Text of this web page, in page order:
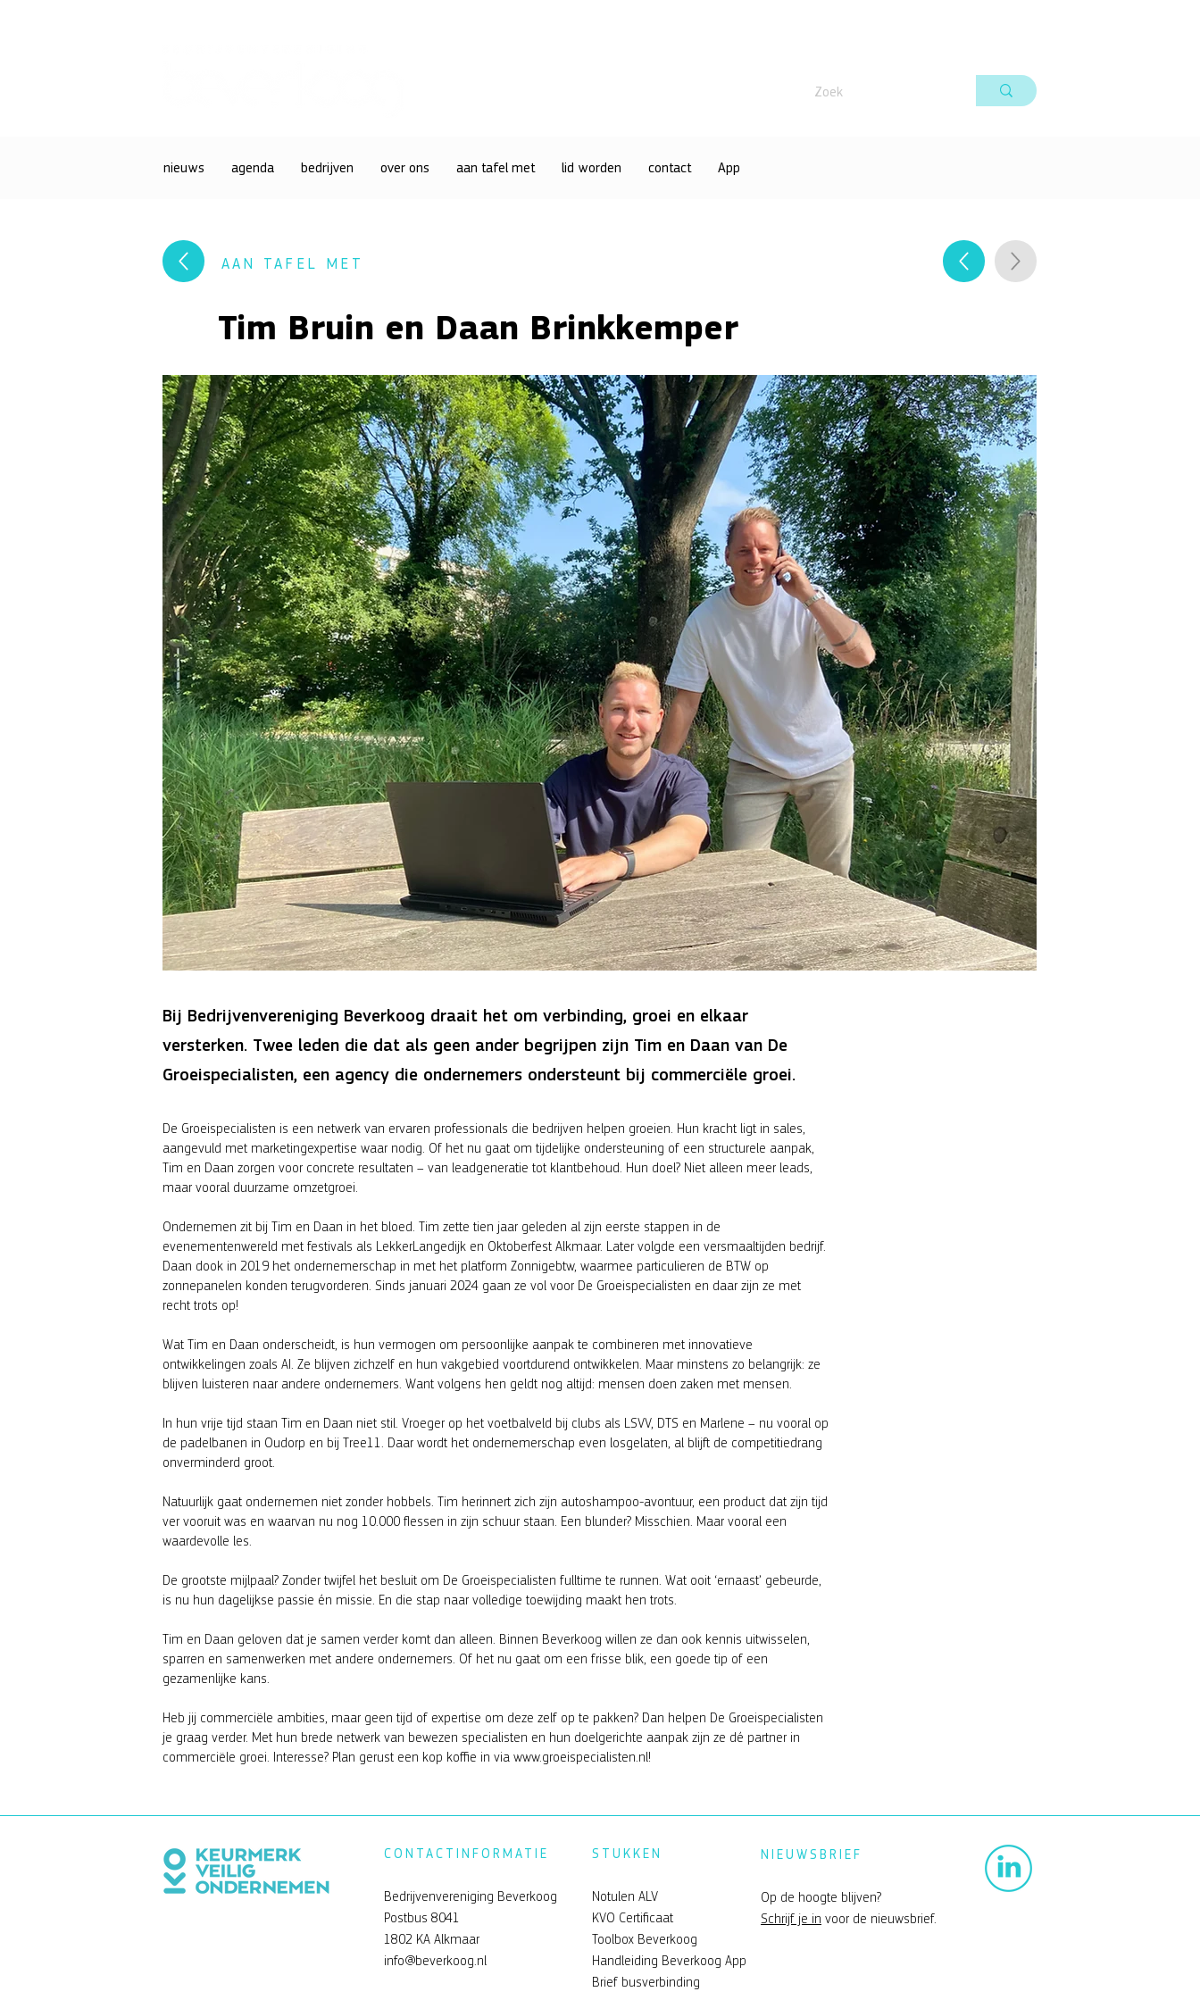
nieuws agenda bedrijven over ons aan tafel met lid worden contact App
AAN TAFEL MET
Tim Bruin en Daan Brinkkemper
Bij Bedrijvenvereniging Beverkoog draait het om verbinding, groei en elkaar
versterken. Twee leden die dat als geen ander begrijpen zijn Tim en Daan van De
Groeispecialisten, een agency die ondernemers ondersteunt bij commerciële groei.
De Groeispecialisten is een netwerk van ervaren professionals die bedrijven helpen groeien. Hun kracht ligt in sales,
aangevuld met marketingexpertise waar nodig. Of het nu gaat om tijdelijke ondersteuning of een structurele aanpak,
Tim en Daan zorgen voor concrete resultaten – van leadgeneratie tot klantbehoud. Hun doel? Niet alleen meer leads,
maar vooral duurzame omzetgroei.
Ondernemen zit bij Tim en Daan in het bloed. Tim zette tien jaar geleden al zijn eerste stappen in de
evenementenwereld met festivals als LekkerLangedijk en Oktoberfest Alkmaar. Later volgde een versmaaltijden bedrijf.
Daan dook in 2019 het ondernemerschap in met het platform Zonnigebtw, waarmee particulieren de BTW op
zonnepanelen konden terugvorderen. Sinds januari 2024 gaan ze vol voor De Groeispecialisten en daar zijn ze met
recht trots op!
Wat Tim en Daan onderscheidt, is hun vermogen om persoonlijke aanpak te combineren met innovatieve
ontwikkelingen zoals AI. Ze blijven zichzelf en hun vakgebied voortdurend ontwikkelen. Maar minstens zo belangrijk: ze
blijven luisteren naar andere ondernemers. Want volgens hen geldt nog altijd: mensen doen zaken met mensen.
In hun vrije tijd staan Tim en Daan niet stil. Vroeger op het voetbalveld bij clubs als LSVV, DTS en Marlene – nu vooral op
de padelbanen in Oudorp en bij Tree11. Daar wordt het ondernemerschap even losgelaten, al blijft de competitiedrang
onverminderd groot.
Natuurlijk gaat ondernemen niet zonder hobbels. Tim herinnert zich zijn autoshampoo-avontuur, een product dat zijn tijd
ver vooruit was en waarvan nu nog 10.000 flessen in zijn schuur staan. Een blunder? Misschien. Maar vooral een
waardevolle les.
De grootste mijlpaal? Zonder twijfel het besluit om De Groeispecialisten fulltime te runnen. Wat ooit ‘ernaast’ gebeurde,
is nu hun dagelijkse passie én missie. En die stap naar volledige toewijding maakt hen trots.
Tim en Daan geloven dat je samen verder komt dan alleen. Binnen Beverkoog willen ze dan ook kennis uitwisselen,
sparren en samenwerken met andere ondernemers. Of het nu gaat om een frisse blik, een goede tip of een
gezamenlijke kans.
Heb jij commerciële ambities, maar geen tijd of expertise om deze zelf op te pakken? Dan helpen De Groeispecialisten
je graag verder. Met hun brede netwerk van bewezen specialisten en hun doelgerichte aanpak zijn ze dé partner in
commerciële groei. Interesse? Plan gerust een kop koffie in via www.groeispecialisten.nl!
CONTACTINFORMATIE
Bedrijvenvereniging Beverkoog
Postbus 8041
1802 KA Alkmaar
info@beverkoog.nl
STUKKEN
Notulen ALV
KVO Certificaat
Toolbox Beverkoog
Handleiding Beverkoog App
Brief busverbinding
NIEUWSBRIEF
Op de hoogte blijven?
Schrijf je in voor de nieuwsbrief.